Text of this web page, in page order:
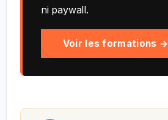
ni paywall.
Voir les formations →